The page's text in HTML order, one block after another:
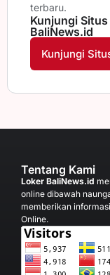
terbaru.
Kunjungi
BaliNews.id
Kunjungi
Tentang Kami
Loker BaliNews.id
online dibawah
memberikan
Online.